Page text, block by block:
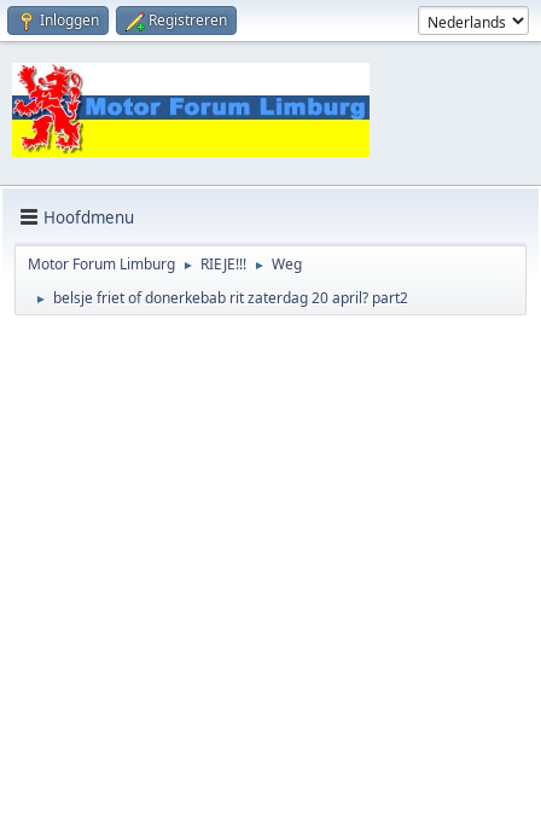
Inloggen Registreren
Hoofdmenu
Motor Forum Limburg ► RIEJE!!! ► Weg
► belsje friet of donerkebab rit zaterdag 20 april? part2